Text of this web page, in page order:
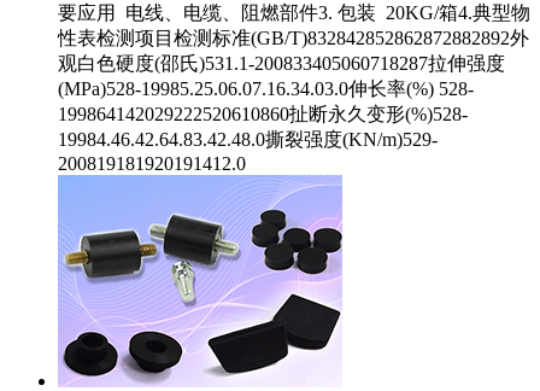
要应用 电线、电缆、阻燃部件3. 包装 20KG/箱4.典型物
性表检测项目检测标准(GB/T)832842852862872882892外
观白色硬度(邵氏)531.1-200833405060718287拉伸强度
(MPa)528-19985.25.06.07.16.34.03.0伸长率(%) 528-
199864142029222520610860扯断永久变形(%)528-
19984.46.42.64.83.42.48.0撕裂强度(KN/m)529-
200819181920191412.0